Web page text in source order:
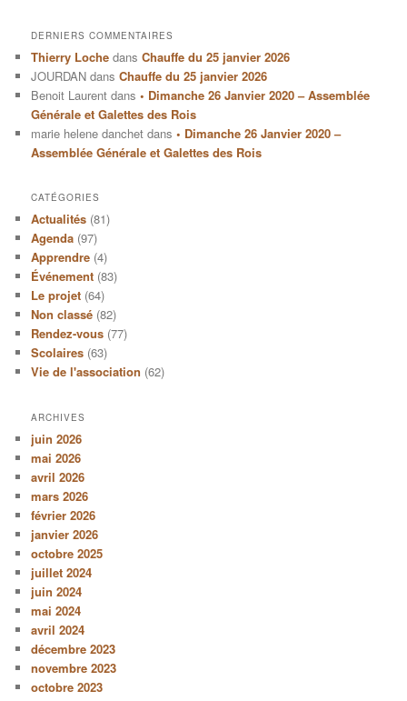
DERNIERS COMMENTAIRES
Thierry Loche dansChauffe du 25 janvier 2026
JOURDAN dansChauffe du 25 janvier 2026
Benoit Laurent dans• Dimanche 26 Janvier 2020 – Assemblée
Générale et Galettes des Rois
marie helene danchet dans• Dimanche 26 Janvier 2020 –
Assemblée Générale et Galettes des Rois
CATÉGORIES
Actualités (81)
Agenda (97)
Apprendre (4)
Événement (83)
Le projet (64)
Non classé (82)
Rendez-vous (77)
Scolaires (63)
Vie de l'association (62)
ARCHIVES
juin 2026
mai 2026
avril 2026
mars 2026
février 2026
janvier 2026
octobre 2025
juillet 2024
juin 2024
mai 2024
avril 2024
décembre 2023
novembre 2023
octobre 2023